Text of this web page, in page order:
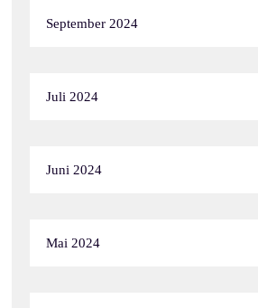
September 2024
Juli 2024
Juni 2024
Mai 2024